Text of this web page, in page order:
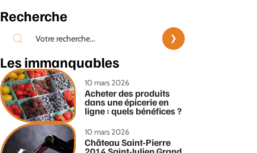
Recherche
Les immanquables
10 mars 2026
Acheter des produits
dans une épicerie en
ligne : quels bénéfices ?
10 mars 2026
Château Saint-Pierre